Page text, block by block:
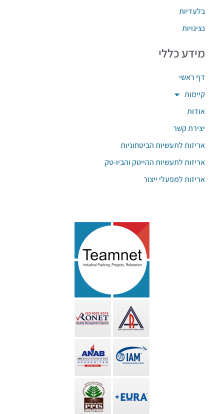
בלעדיות
נציגויות
מידע כללי
דף ראשי
קיימות
אודות
יצירת קשר
אריזות לתעשיות הביטחוניות
אריזות לתעשיות ההייטק והביו-טק
אריזות למפעלי ייצור